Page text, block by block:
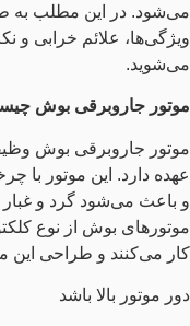
می‌شود. در این مطلب به‌
ویژگی‌ها، علائم خرابی و
می‌شوید.
موتور جاروبرقی بوش
موتور جاروبرقی بوش
عهده دارد. این موتور با
و باعث می‌شود گرد و
کار می‌کنند و طراحی این
دور موتور بالا باشد